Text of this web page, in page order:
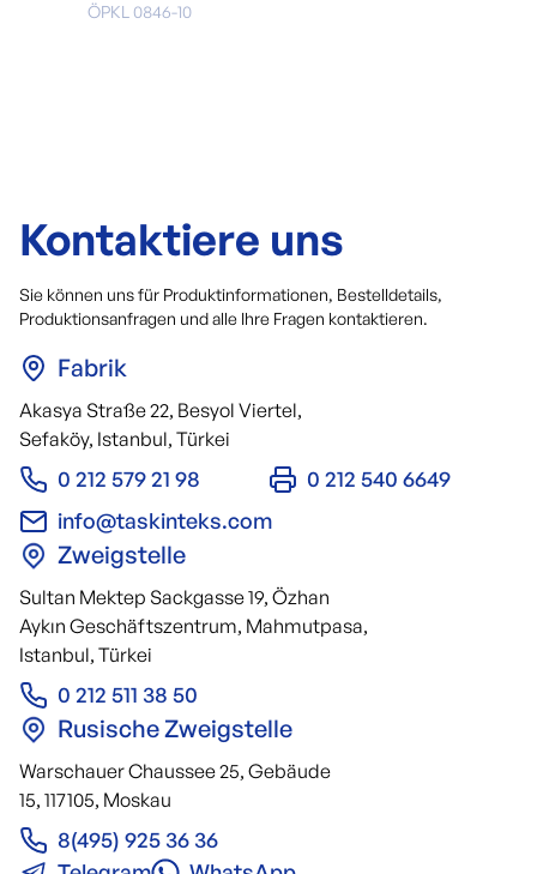
ÖPKL 0846-10
Kontaktiere uns
Sie können uns für Produktinformationen, Bestelldetails,
Produktionsanfragen und alle Ihre Fragen kontaktieren.
Fabrik
Akasya Straße 22, Besyol Viertel,
Sefaköy, Istanbul, Türkei
0 212 579 21 98
0 212 540 6649
info@taskinteks.com
Zweigstelle
Sultan Mektep Sackgasse 19, Özhan
Aykın Geschäftszentrum, Mahmutpasa,
Istanbul, Türkei
0 212 511 38 50
Rusische Zweigstelle
Warschauer Chaussee 25, Gebäude
15, 117105, Moskau
8(495) 925 36 36